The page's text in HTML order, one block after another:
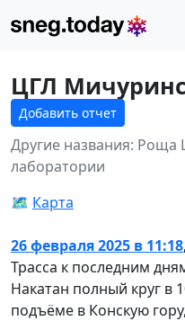
ЦГЛ
Добавить отчет
Другие названия: Роща
лаборатории
🗺️ Карта
26 февраля 2025 в 11:18
Трасса к последним
Накатан полный круг в
подъёме в Конскую